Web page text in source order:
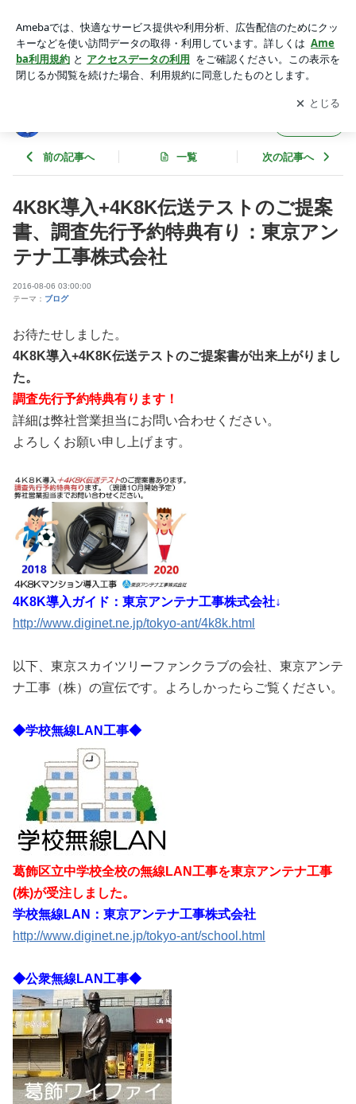
り：東京アンテナ工事株式会社 | 東京スカイツリーファンクラ
ブブログ
アプリをダウンロードして ブログの更新通知
を受け取りまし
ょう。
開く
前の記事へ 一覧 次の記事へ
4K8K導入+4K8K伝送テストのご提案
書、調査先行予約特典有り：東京アン
テナ工事株式会社
2016-08-06 03:00:00
テーマ： ブログ
お待たせしました。
4K8K導入+4K8K伝送テストのご提案書が出来上がりまし
た。
調査先行予約特典有ります！
詳細は弊社営業担当にお問い合わせください。
よろしくお願い申し上げます。
4K8K導入ガイド：東京アンテナ工事株式会社↓
http://www.diginet.ne.jp/tokyo-ant/4k8k.html
以下、東京スカイツリーファンクラブの会社、東京アンテ
ナ工事（株）の宣伝です。よろしかったらご覧ください。
◆学校無線LAN工事◆
葛飾区立中学校全校の無線LAN工事を東京アンテナ工事
(株)が受注しました。
学校無線LAN：東京アンテナ工事株式会社
http://www.diginet.ne.jp/tokyo-ant/school.html
◆公衆無線LAN工事◆